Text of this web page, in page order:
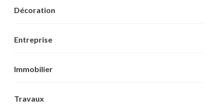
Décoration
Entreprise
Immobilier
Travaux